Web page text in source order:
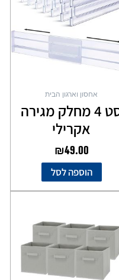
אחסון וארגון הבית
סט 4 מחלק מגירה
אקרילי
₪49.00
הוספה לסל